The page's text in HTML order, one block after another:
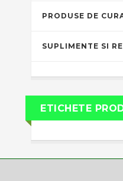
PRODUSE DE
SUPLIMENTE SI
ETICHETE